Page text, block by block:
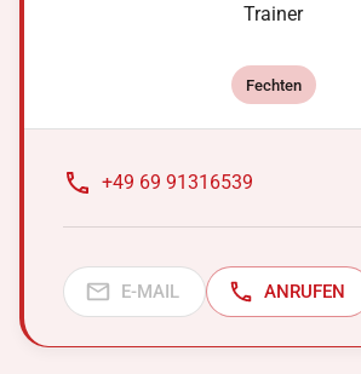
Trainer
Fechten
+49 69 91316539
E-MAIL ANRUFEN